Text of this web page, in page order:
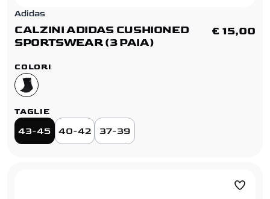
Adidas
CALZINI ADIDAS CUSHIONED
SPORTSWEAR (3 PAIA)
€ 15,00
COLORI
TAGLIE
43-45 40-42 37-39